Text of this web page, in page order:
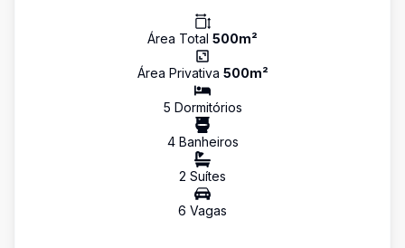
Área Total 500m²
Área Privativa 500m²
5 Dormitórios
4Banheiros
2 Suítes
6 Vagas